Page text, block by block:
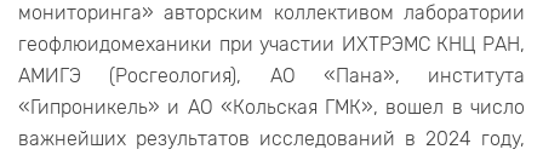
мониторинга» авторским коллективом лаборатории
геофлюидомеханики при участии ИХТРЭМС КНЦ РАН,
АМИГЭ (Росгеология), АО «Пана», института
«Гипроникель» и АО «Кольская ГМК», вошел в число
важнейших результатов исследований в 2024 году,